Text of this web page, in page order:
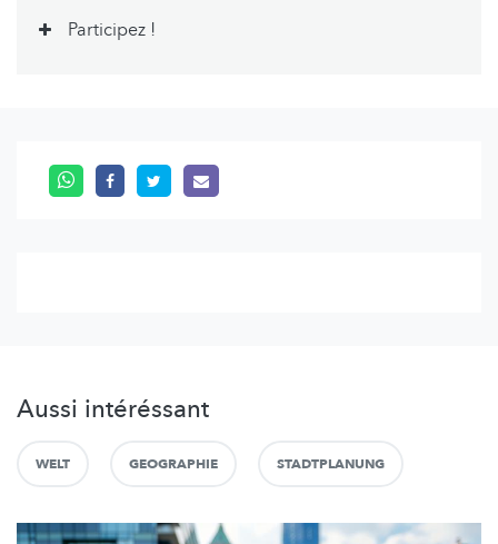
Participez !
Aussi intéréssant
WELT GEOGRAPHIE STADTPLANUNG